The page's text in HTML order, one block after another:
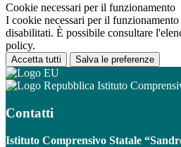
Cookie necessari per il funzionamento
I cookie necessari per il funzionamento
disabilitati. È possibile consultare
policy.
Accetta tutti Salva le preferenze
Istituto
Contatti
Istituto Comprensivo Statale